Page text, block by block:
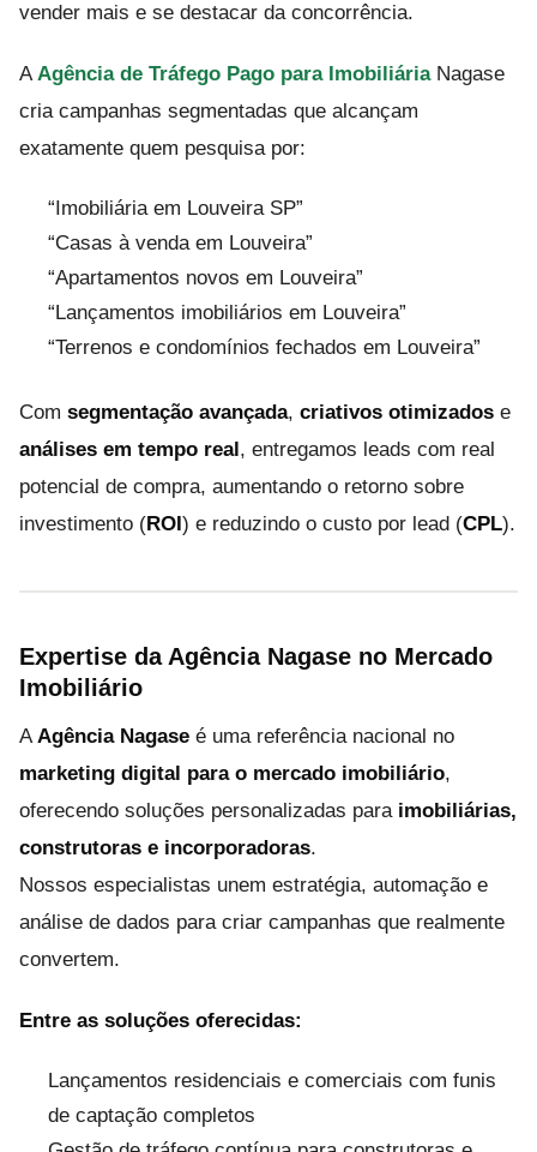
vender mais e se destacar da concorrência.
AAgência de Tráfego Pago para ImobiliáriaNagase
cria campanhas segmentadas que alcançam
exatamente quem pesquisa por:
“Imobiliária em Louveira SP”
“Casas à venda em Louveira”
“Apartamentos novos em Louveira”
“Lançamentos imobiliários em Louveira”
“Terrenos e condomínios fechados em Louveira”
Com segmentação avançada, criativos otimizados e
análises em tempo real, entregamos leads com real
potencial de compra, aumentando o retorno sobre
investimento (ROI) e reduzindo o custo por lead (CPL).
Expertise da Agência Nagase no Mercado
Imobiliário
AAgência Nagase é uma referência nacional no
marketing digital para o mercado imobiliário,
oferecendo soluções personalizadas para imobiliárias,
construtoras e incorporadoras.
Nossos especialistas unem estratégia, automação e
análise de dados para criar campanhas que realmente
convertem.
Entre as soluções oferecidas:
Lançamentos residenciais e comerciais com funis
de captação completos